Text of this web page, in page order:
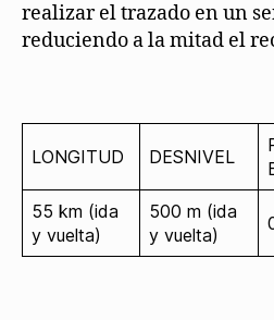
realizar el trazado en un
reduciendo a la mitad el
LONGITUD DESNIVEL
55 km (ida
y vuelta)
500 m (ida
y vuelta)